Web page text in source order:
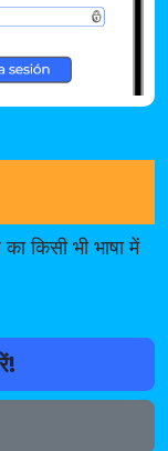
किसी भी भाषा में